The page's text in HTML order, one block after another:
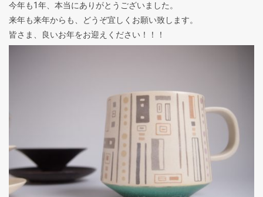
今年も1年、本当にありがとうございました。
来年も来年からも、どうぞ宜しくお願い致します。
皆さま、良いお年をお迎えください！！！